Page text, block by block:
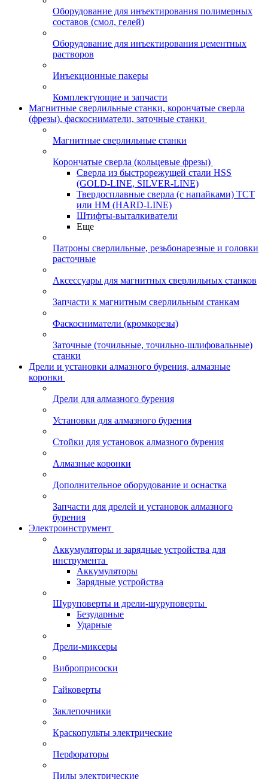
Оборудование для инъектирования полимерных
составов (смол, гелей)
Оборудование для инъектирования цементных
растворов
Инъекционные пакеры
Комплектующие и запчасти
Магнитные сверлильные станки, корончатые сверла
(фрезы), фаскосниматели, заточные станки
Магнитные сверлильные станки
Корончатые сверла (кольцевые фрезы)
Сверла из быстрорежущей стали HSS
(GOLD-LINE, SILVER-LINE)
Твердосплавные сверла (с напайками) ТСТ
или HM (HARD-LINE)
Штифты-выталкиватели
Еще
Патроны сверлильные, резьбонарезные и головки
расточные
Аксессуары для магнитных сверлильных станков
Запчасти к магнитным сверлильным станкам
Фаскосниматели (кромкорезы)
Заточные (точильные, точильно-шлифовальные)
станки
Дрели и установки алмазного бурения, алмазные
коронки
Дрели для алмазного бурения
Установки для алмазного бурения
Стойки для установок алмазного бурения
Алмазные коронки
Дополнительное оборудование и оснастка
Запчасти для дрелей и установок алмазного
бурения
Электроинструмент
Аккумуляторы и зарядные устройства для
инструмента
Аккумуляторы
Зарядные устройства
Шуруповерты и дрели-шуруповерты
Безударные
Ударные
Дрели-миксеры
Виброприсоски
Гайковерты
Заклепочники
Краскопульты электрические
Перфораторы
Пилы электрические